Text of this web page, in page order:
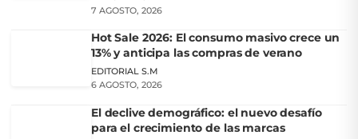
7 AGOSTO, 2026
Hot Sale 2026: El consumo masivo crece un
13% y anticipa las compras de verano
EDITORIAL S.M
6 AGOSTO, 2026
El declive demográfico: el nuevo desafío
para el crecimiento de las marcas